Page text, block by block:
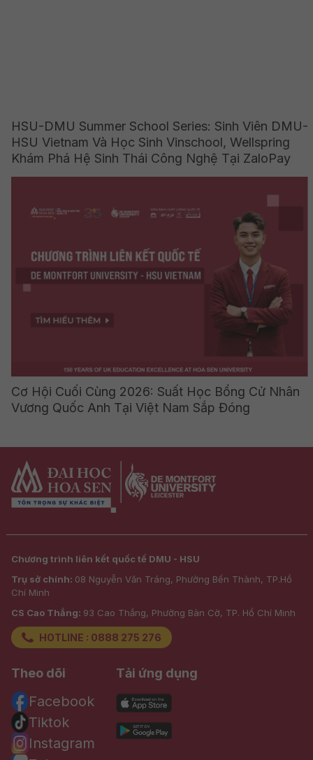
HSU-DMU Summer School Series: Sinh Viên DMU-
HSU Vietnam Và Học Sinh Vinschool, Wellspring
Khám Phá Hệ Sinh Thái Công Nghệ Tại ZaloPay
Cơ Hội Cuối Cùng 2026: Suất Học Bổng Cử Nhân
Vương Quốc Anh Tại Việt Nam Sắp Đóng
Chương trình liên kết quốc tế DMU - HSU
Trụ sở chính: 08 Nguyễn Văn Tráng, Phường Bến Thành, TP.Hồ
Chí Minh
CS Cao Thắng: 93 Cao Thắng, Phường Bàn Cờ, TP. Hồ Chí Minh
HOTLINE : 0888 275 276
Theo dõi
Facebook
Tiktok
Instagram
Tải ứng dụng